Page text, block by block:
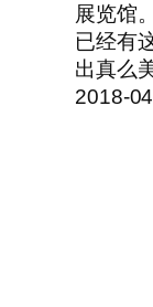
展览馆
已经有
出真么
2018-